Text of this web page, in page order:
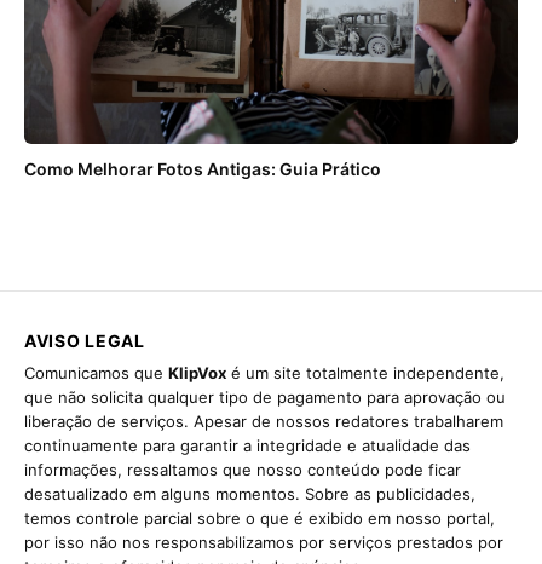
Como Melhorar Fotos Antigas: Guia Prático
AVISO LEGAL
Comunicamos que KlipVox é um site totalmente independente,
que não solicita qualquer tipo de pagamento para aprovação ou
liberação de serviços. Apesar de nossos redatores trabalharem
continuamente para garantir a integridade e atualidade das
informações, ressaltamos que nosso conteúdo pode ficar
desatualizado em alguns momentos. Sobre as publicidades,
temos controle parcial sobre o que é exibido em nosso portal,
por isso não nos responsabilizamos por serviços prestados por